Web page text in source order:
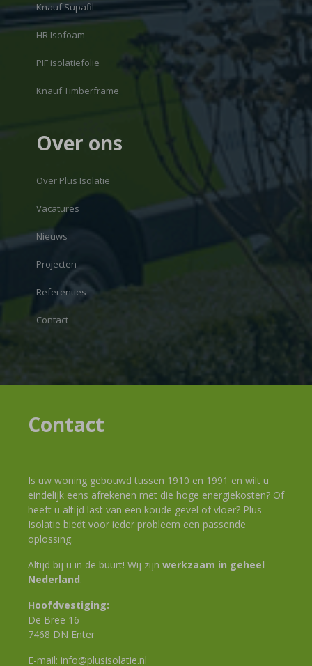
Knauf Supafil
HR Isofoam
PIF isolatiefolie
Knauf Timberframe
Over ons
Over Plus Isolatie
Vacatures
Nieuws
Projecten
Referenties
Contact
Contact
Is uw woning gebouwd tussen 1910 en 1991 en wilt u
eindelijk eens afrekenen met die hoge energiekosten? Of
heeft u altijd last van een koude gevel of vloer? Plus
Isolatie biedt voor ieder probleem een passende
oplossing.
Altijd bij u in de buurt! Wij zijn werkzaam in geheel
Nederland.
Hoofdvestiging:
De Bree 16
7468 DN Enter
E-mail: info@plusisolatie.nl